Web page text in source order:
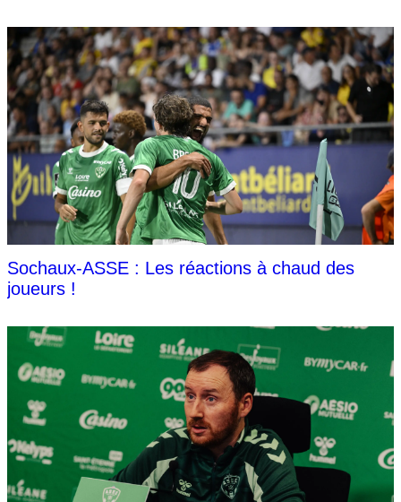
Sochaux-ASSE : Les réactions à chaud des
joueurs !